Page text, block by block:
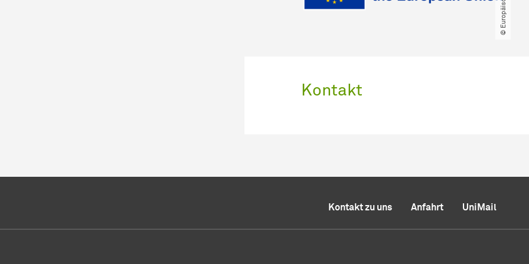
Kontakt
Kontakt zu uns Anfahrt UniMail